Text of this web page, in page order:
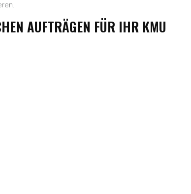
AUFTRÄGEN FÜR IHR KMU